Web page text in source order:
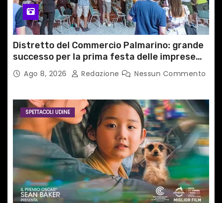
Distretto del Commercio Palmarino: grande
successo per la prima festa delle imprese
del territorio
Ago 8, 2026 Redazione Nessun Commento
SPETTACOLI UDINE